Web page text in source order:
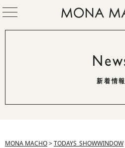
新着情報
MONA MACHO>TODAYS_SHOWWINDOW